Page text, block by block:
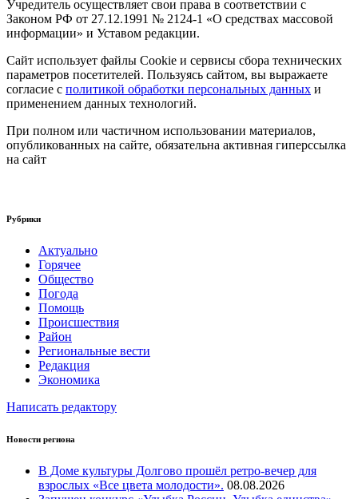
Учредитель осуществляет свои права в соответствии с
Законом РФ от 27.12.1991 № 2124-1 «О средствах массовой
информации» и Уставом редакции.
Сайт использует файлы Cookie и сервисы сбора технических
параметров посетителей. Пользуясь сайтом, вы выражаете
согласие с политикой обработки персональных данных и
применением данных технологий.
При полном или частичном использовании материалов,
опубликованных на сайте, обязательна активная гиперссылка
на сайт
Рубрики
Актуально
Горячее
Общество
Погода
Помощь
Происшествия
Район
Региональные вести
Редакция
Экономика
Написать редактору
Новости региона
В Доме культуры Долгово прошёл ретро-вечер для
взрослых «Все цвета молодости». 08.08.2026